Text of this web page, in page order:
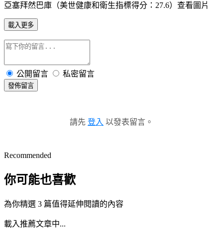
亞塞拜然巴庫（美世健康和衛生指標得分：27.6）查看圖片
載入更多
公開留言 私密留言
發佈留言
請先 登入 以發表留言。
Recommended
你可能也喜歡
為你精選 3 篇值得延伸閱讀的內容
載入推薦文章中...